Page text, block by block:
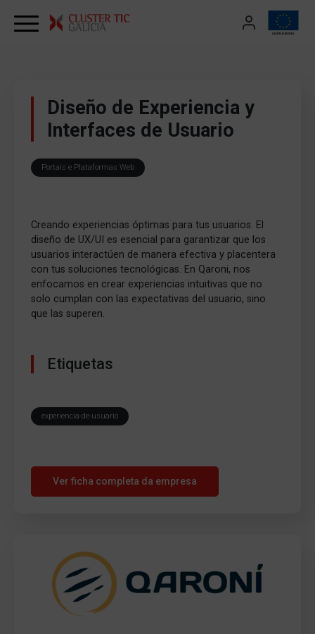
Diseño de Experiencia y
Interfaces de Usuario
Portais e Plataformas Web
Creando experiencias óptimas para tus usuarios. El
diseño de UX/UI es esencial para garantizar que los
usuarios interactúen de manera efectiva y placentera
con tus soluciones tecnológicas. En Qaroni, nos
enfocamos en crear experiencias intuitivas que no
solo cumplan con las expectativas del usuario, sino
que las superen.
Etiquetas
experiencia-de-usuario
Ver ficha completa da empresa